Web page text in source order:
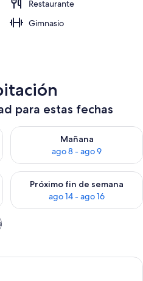
Restaurante
Gimnasio
para estas fechas
hoy ago 7 - ago 8
Mañana
ago 8 - ago 9
Consulta la disponibilidad
este fin de semana ago 7 -
Próximo fin de semana
ago 14 - ago 16
Consulta la disponibilidad
Habitación de hotel con dos camas,